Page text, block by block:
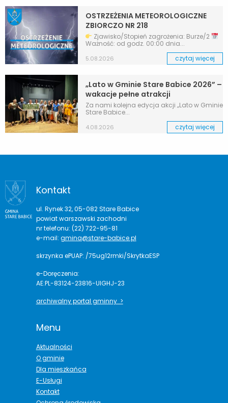
OSTRZEŻENIA METEOROLOGICZNE
ZBIORCZO NR 218
Zjawisko/Stopień zagrożenia: Burze/2
Ważność: od godz. 00:00 dnia...
5.08.2026 czytaj więcej
„Lato w Gminie Stare Babice 2026” –
wakacje pełne atrakcji
Za nami kolejna edycja akcji „Lato w Gminie
Stare Babice...
4.08.2026 czytaj więcej
Kontakt
ul. Rynek 32, 05-082 Stare Babice
powiat warszawski zachodni
nr telefonu: (22) 722-95-81
e-mail: gmina@stare-babice.pl
skrzynka ePUAP: /75ug12rmki/SkrytkaESP
e-Doręczenia:
AE:PL-83124-23816-UIGHJ-23
archiwalny portal gminny >
Menu
Aktualności
O gminie
Dla mieszkańca
E-Usługi
Kontakt